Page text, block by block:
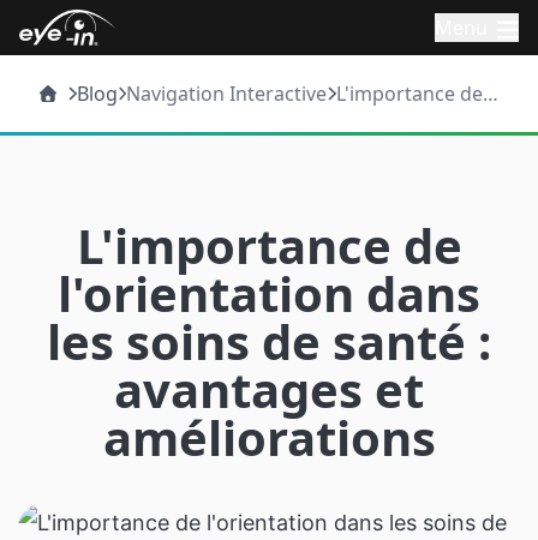
Blog Navigation Interactive L'importance de
L'importance de
l'orientation dans
les soins de santé :
avantages et
améliorations